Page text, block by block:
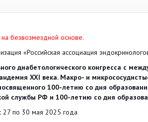
безвозмездной основе.
«Российская ассоциация
диабетологического конгресса с
XXI века. Макро- и
100-летию со дня
службы РФ и 100-летию со дня
27 по 30 мая 2025 года